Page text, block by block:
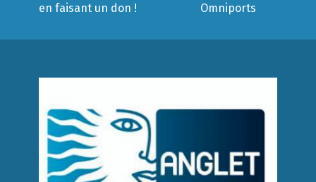
en faisant un don !
Omniports